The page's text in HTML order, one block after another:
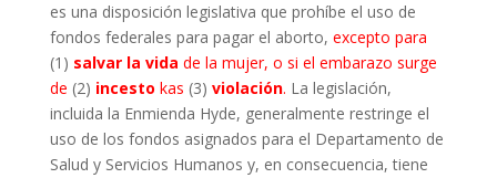
es una disposición legislativa que prohíbe el uso de
fondos federales para pagar el aborto, excepto para
(1) salvar la vida de la mujer, o si el embarazo surge
de (2) incesto kas (3) violación. La legislación,
incluida la Enmienda Hyde, generalmente restringe el
uso de los fondos asignados para el Departamento de
Salud y Servicios Humanos y, en consecuencia, tiene